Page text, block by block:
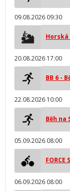
09.08.2026 09:30
Horská
20.08.2026 17:00
BB 6 -
22.08.2026 10:00
Běh na
05.09.2026 08:00
06.09.2026 08:00